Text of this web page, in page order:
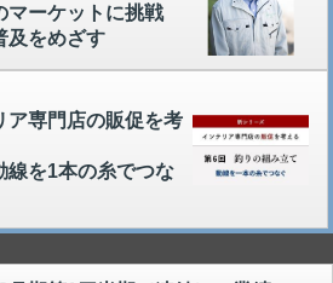
マーケットに挑戦
及をめざす
専門店の販促を考
を1本の糸でつな